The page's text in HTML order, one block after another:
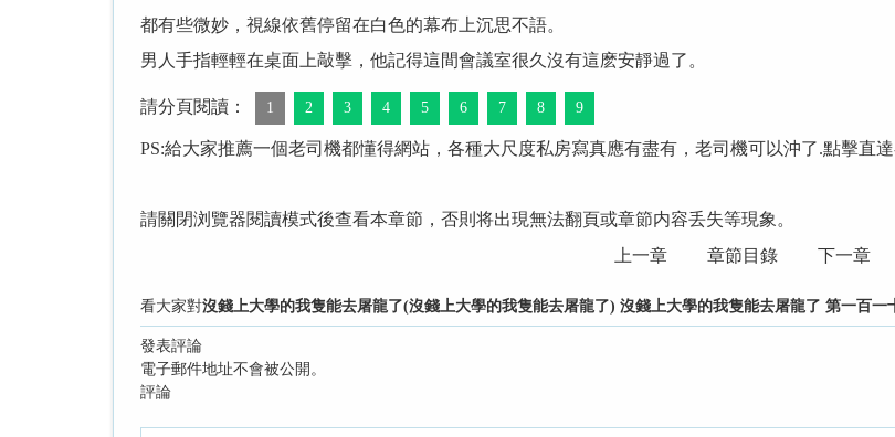
都有些微妙，視線依舊停留在白色的幕布上沉思不語。
男人手指輕輕在桌面上敲擊，他記得這間會議室很久沒有這麽安靜過了。
請分頁閱讀： 1 2 3 4 5 6 7 8 9
PS:給大家推薦一個老司機都懂得網站，各種大尺度私房寫真應有盡有，老司機可以沖了.點擊直
請關閉浏覽器閱讀模式後查看本章節，否則将出現無法翻頁或章節内容丢失等現象。
上一章
章節目錄 下一章
看大家對沒錢上大學的我隻能去屠龍了(沒錢上大學的我隻能去屠龍了) 沒錢上大學的我隻能去屠龍了 第一百一
發表評論
電子郵件地址不會被公開。
評論